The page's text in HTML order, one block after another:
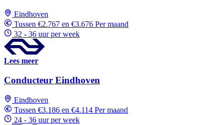
Eindhoven
Tussen €2.767 en €3.676 Per maand
32 - 36 uur per week
Lees meer
Conducteur Eindhoven
Eindhoven
Tussen €3.186 en €4.114 Per maand
24 - 36 uur per week